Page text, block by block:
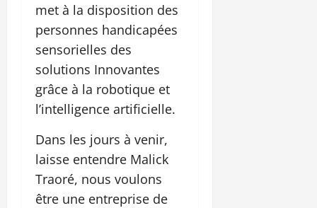
met à la disposition des
personnes handicapées
sensorielles des
solutions Innovantes
grâce à la robotique et
l’intelligence artificielle.
Dans les jours à venir,
laisse entendre Malick
Traoré, nous voulons
être une entreprise de